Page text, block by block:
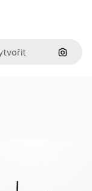
Hledat